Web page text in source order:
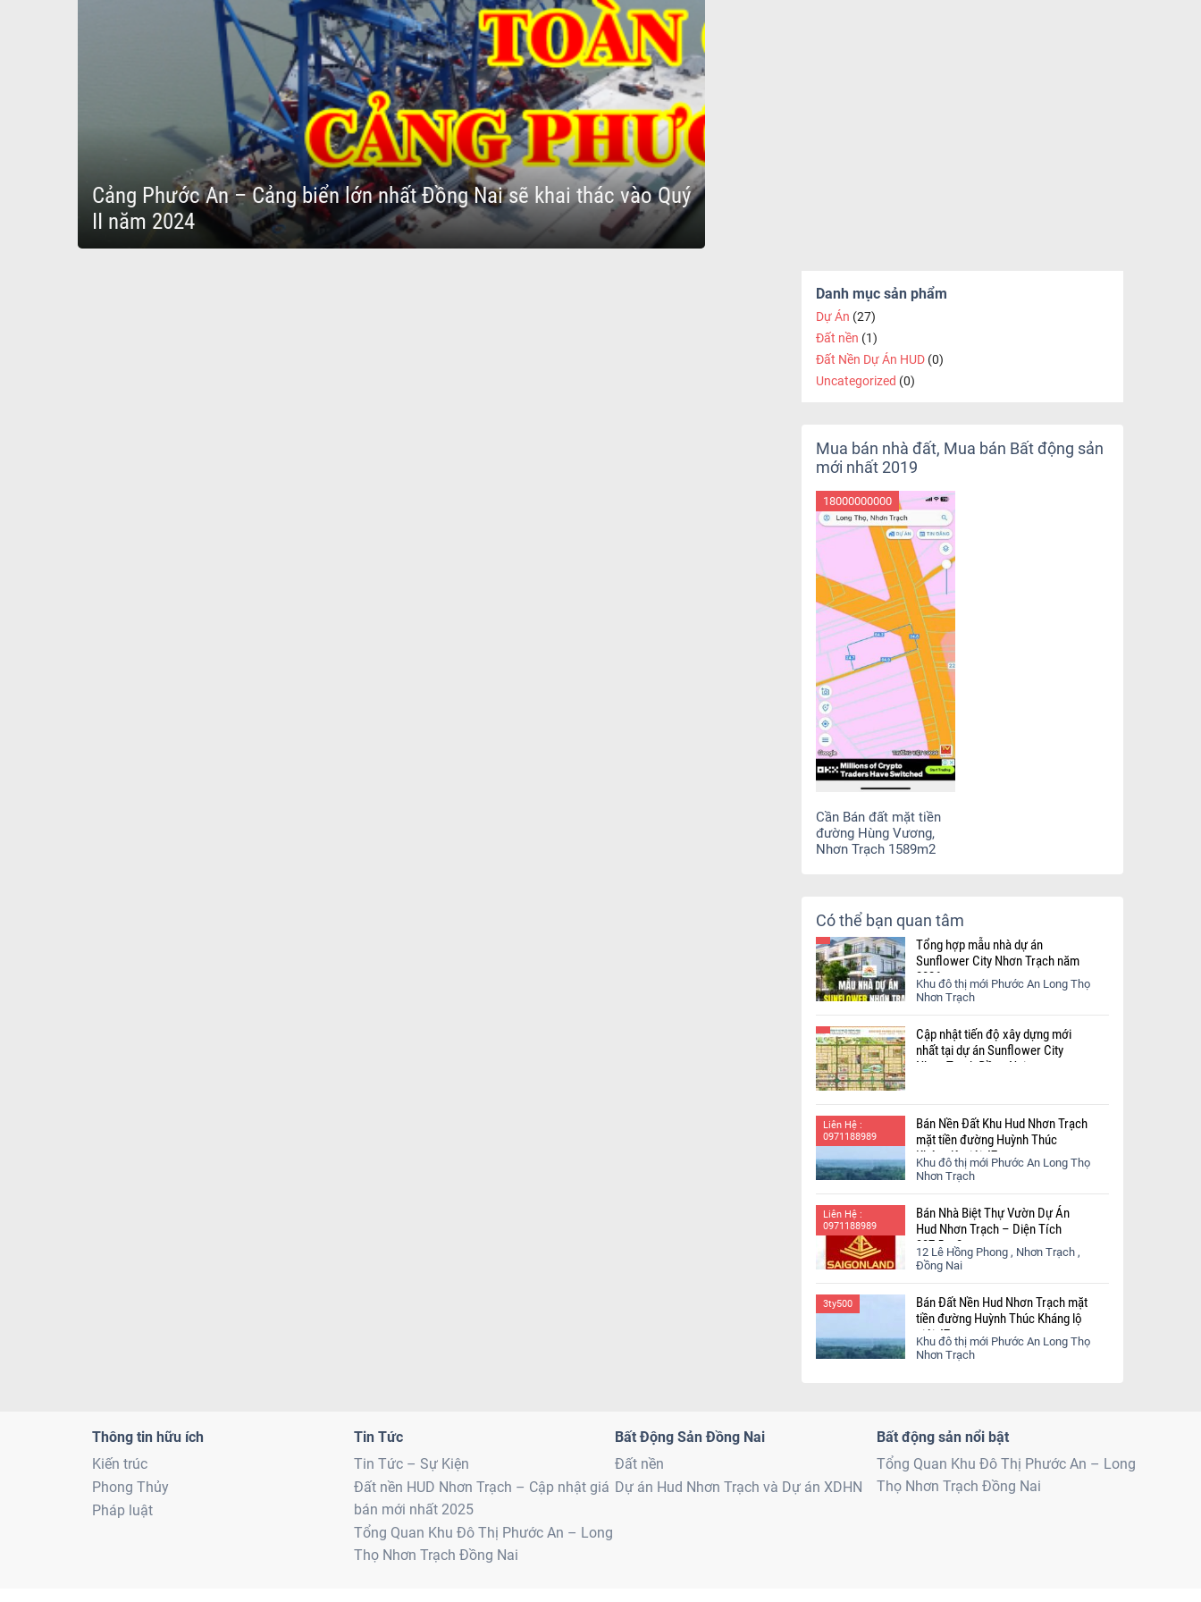
Cảng Phước An – Cảng biển lớn nhất Đồng Nai sẽ khai thác vào Quý
II năm 2024
Danh mục sản phẩm
Dự Án (27)
Đất nền (1)
Đất Nền Dự Án HUD (0)
Uncategorized (0)
Mua bán nhà đất, Mua bán Bất động sản
mới nhất 2019
18000000000
Cần Bán đất mặt tiền
đường Hùng Vương,
Nhơn Trạch 1589m2
Có thể bạn quan tâm
Tổng hợp mẫu nhà dự án
Sunflower City Nhơn Trạch năm
2026
Khu đô thị mới Phước An Long Thọ
Nhơn Trạch
Cập nhật tiến độ xây dựng mới
nhất tại dự án Sunflower City
Nhơn Trạch Đồng Nai.
Liên Hệ :
0971188989
Bán Nền Đất Khu Hud Nhơn Trạch
mặt tiền đường Huỳnh Thúc
Kháng lộ giới 47m
Khu đô thị mới Phước An Long Thọ
Nhơn Trạch
Liên Hệ :
0971188989
Bán Nhà Biệt Thự Vườn Dự Án
Hud Nhơn Trạch – Diện Tích
337,5 m2
12 Lê Hồng Phong , Nhơn Trạch ,
Đồng Nai
3ty500
Bán Đất Nền Hud Nhơn Trạch mặt
tiền đường Huỳnh Thúc Kháng lộ
giới 47m
Khu đô thị mới Phước An Long Thọ
Nhơn Trạch
Thông tin hữu ích
Kiến trúc
Phong Thủy
Pháp luật
Tin Tức
Tin Tức – Sự Kiện
Đất nền HUD Nhơn Trạch – Cập nhật giá
bán mới nhất 2025
Tổng Quan Khu Đô Thị Phước An – Long
Thọ Nhơn Trạch Đồng Nai
Bất Động Sản Đồng Nai
Đất nền
Dự án Hud Nhơn Trạch và Dự án XDHN
Bất động sản nổi bật
Tổng Quan Khu Đô Thị Phước An – Long
Thọ Nhơn Trạch Đồng Nai